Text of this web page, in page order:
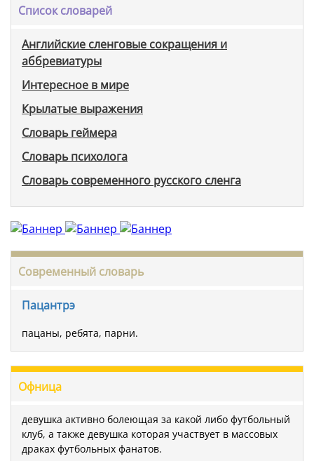
Список словарей
Английские сленговые сокращения и
аббревиатуры
Интересное в мире
Крылатые выражения
Словарь геймера
Словарь психолога
Словарь современного русского сленга
Современный словарь
Пацантрэ
пацаны, ребята, парни.
Офница
девушка активно болеющая за какой либо футбольный
клуб, а также девушка которая участвует в массовых
драках футбольных фанатов.